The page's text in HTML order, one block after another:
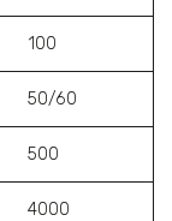
100
50/60
500
4000